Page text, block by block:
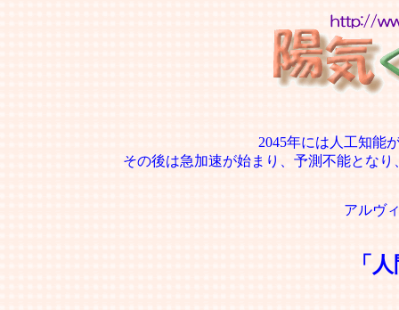
2045年には人工知能
その後は急加速が始まり、予測不能とな
アルヴ
「